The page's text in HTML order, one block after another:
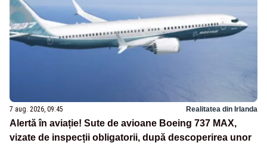
7 aug. 2026, 09:45 Realitatea din Irlanda
Alertă în aviație! Sute de avioane Boeing 737 MAX,
vizate de inspecții obligatorii, după descoperirea unor